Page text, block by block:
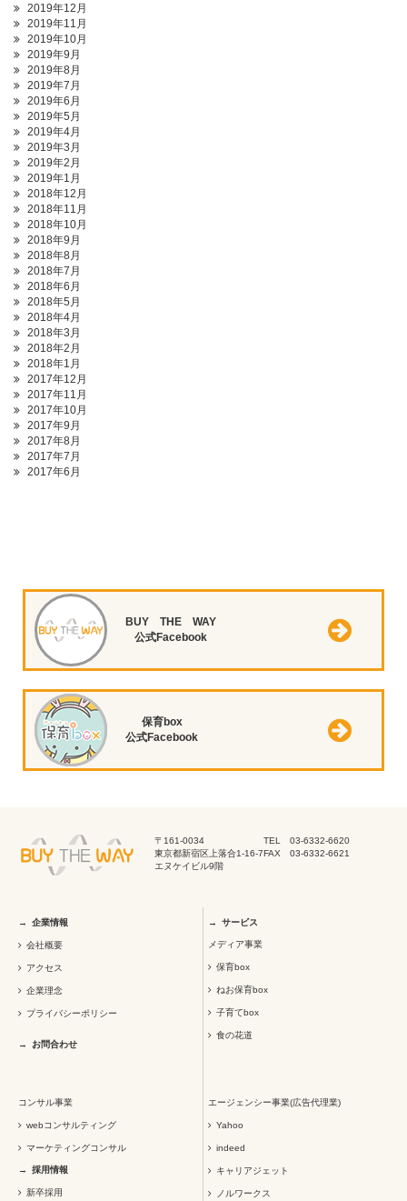
2019年12月
2019年11月
2019年10月
2019年9月
2019年8月
2019年7月
2019年6月
2019年5月
2019年4月
2019年3月
2019年2月
2019年1月
2018年12月
2018年11月
2018年10月
2018年9月
2018年8月
2018年7月
2018年6月
2018年5月
2018年4月
2018年3月
2018年2月
2018年1月
2017年12月
2017年11月
2017年10月
2017年9月
2017年8月
2017年7月
2017年6月
BUY THE WAY
公式Facebook
保育box
公式Facebook
〒161-0034
東京都新宿区上落合1-16-7
エヌケイビル9階
TEL 03-6332-6620
FAX 03-6332-6621
企業情報
会社概要
アクセス
企業理念
プライバシーポリシー
お問合わせ
サービス
メディア事業
保育box
ねお保育box
子育てbox
食の花道
コンサル事業
webコンサルティング
マーケティングコンサル
エージェンシー事業(広告代理業)
Yahoo
indeed
キャリアジェット
ノルワークス
採用情報
新卒採用